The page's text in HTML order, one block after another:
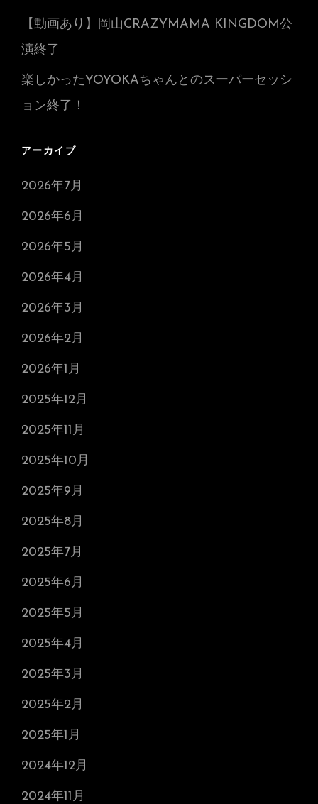
【動画あり】岡山CRAZYMAMA KINGDOM公
演終了
楽しかったYOYOKAちゃんとのスーパーセッシ
ョン終了！
アーカイブ
2026年7月
2026年6月
2026年5月
2026年4月
2026年3月
2026年2月
2026年1月
2025年12月
2025年11月
2025年10月
2025年9月
2025年8月
2025年7月
2025年6月
2025年5月
2025年4月
2025年3月
2025年2月
2025年1月
2024年12月
2024年11月